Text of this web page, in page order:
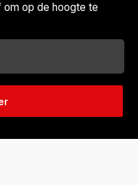
om op de hoogte te